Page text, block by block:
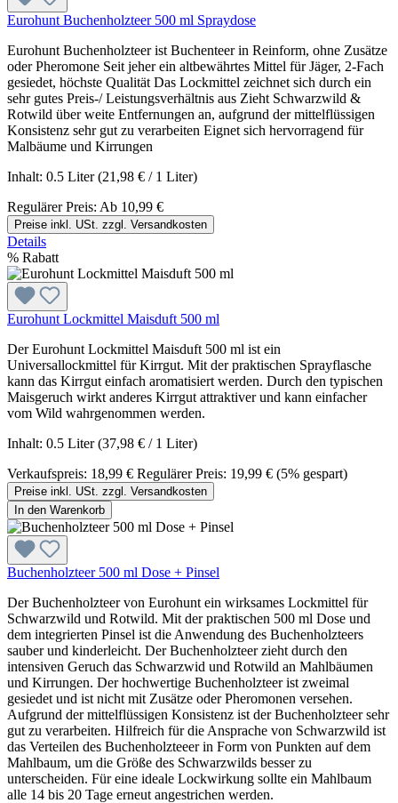
Eurohunt Buchenholzteer 500 ml Spraydose
Eurohunt Buchenholzteer ist Buchenteer in Reinform, ohne Zusätze
oder Pheromone Seit jeher ein altbewährtes Mittel für Jäger, 2-Fach
gesiedet, höchste Qualität Das Lockmittel zeichnet sich durch ein
sehr gutes Preis-/ Leistungsverhältnis aus Zieht Schwarzwild &
Rotwild über weite Entfernungen an, aufgrund der mittelflüssigen
Konsistenz sehr gut zu verarbeiten Eignet sich hervorragend für
Malbäume und Kirrungen
Inhalt: 0.5 Liter(21,98 € / 1 Liter)
Regulärer Preis: Ab 10,99 €
Preise inkl. USt. zzgl. Versandkosten
Details
% Rabatt
Eurohunt Lockmittel Maisduft 500 ml
Der Eurohunt Lockmittel Maisduft 500 ml ist ein
Universallockmittel für Kirrgut. Mit der praktischen Sprayflasche
kann das Kirrgut einfach aromatisiert werden. Durch den typischen
Maisgeruch wirkt anderes Kirrgut attraktiver und kann einfacher
vom Wild wahrgenommen werden.
Inhalt: 0.5 Liter(37,98 € / 1 Liter)
Verkaufspreis: 18,99 € Regulärer Preis: 19,99 € (5% gespart)
Preise inkl. USt. zzgl. Versandkosten
In den Warenkorb
Buchenholzteer 500 ml Dose + Pinsel
Der Buchenholzteer von Eurohunt ein wirksames Lockmittel für
Schwarzwild und Rotwild. Mit der praktischen 500 ml Dose und
dem integrierten Pinsel ist die Anwendung des Buchenholzteers
sauber und kinderleicht. Der Buchenholzteer zieht durch den
intensiven Geruch das Schwarzwid und Rotwild an Mahlbäumen
und Kirrungen. Der hochwertige Buchenholzteer ist zweimal
gesiedet und ist nicht mit Zusätze oder Pheromonen versehen.
Aufgrund der mittelflüssigen Konsistenz ist der Buchenholzteer sehr
gut zu verarbeiten. Hilfreich für die Ansprache von Schwarzwild ist
das Verteilen des Buchenholzteeer in Form von Punkten auf dem
Mahlbaum, um die Größe des Schwarzwilds besser zu
unterscheiden. Für eine ideale Lockwirkung sollte ein Mahlbaum
alle 14 bis 20 Tage erneut angestrichen werden.